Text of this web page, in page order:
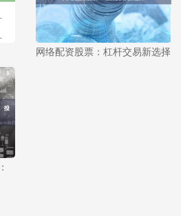
网络配资股票：杠杆交易新选择